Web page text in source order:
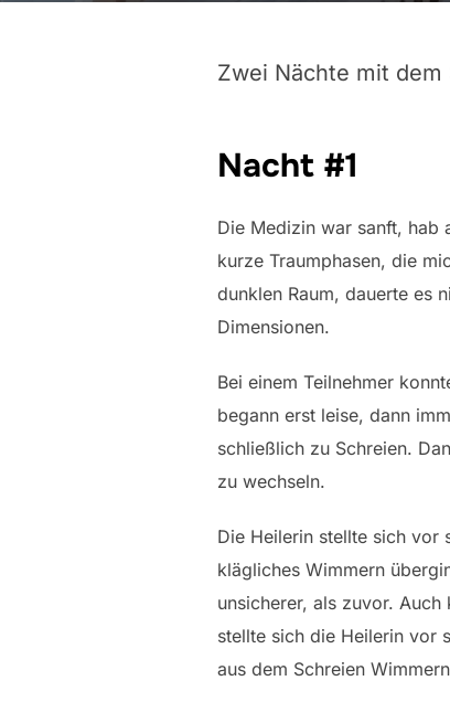
Zwei Nächte mit dem
Nacht #1
Die Medizin war sanft, hab
kurze Traumphasen, die
dunklen Raum, dauerte es
Dimensionen.
Bei einem Teilnehmer
begann erst leise, dann
schließlich zu Schreien.
zu wechseln.
Die Heilerin stellte sich vor
klägliches Wimmern
unsicherer, als zuvor.
stellte sich die Heilerin vor
aus dem Schreien